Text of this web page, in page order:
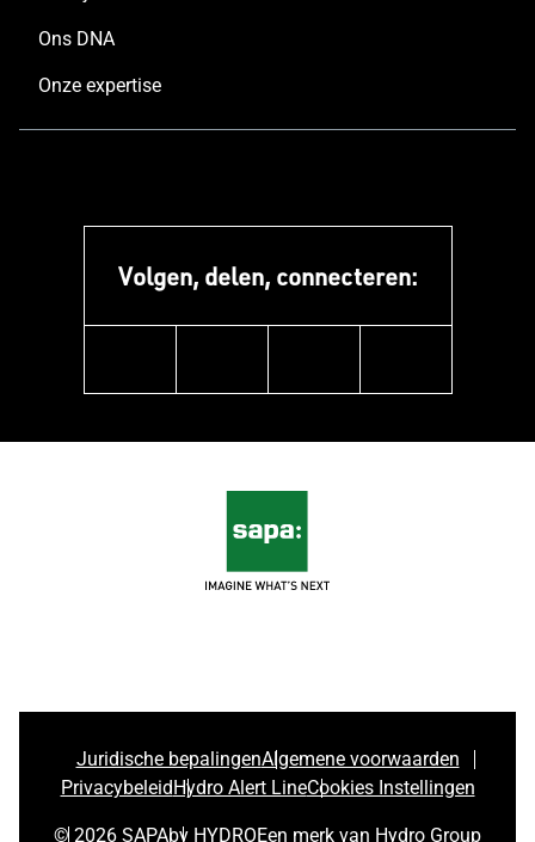
Ons DNA
Onze expertise
Volgen, delen, connecteren:
Juridische bepalingenAlgemene voorwaarden
PrivacybeleidHydro Alert LineCookies Instellingen
© 2026 SAPAby HYDROEen merk van Hydro Group